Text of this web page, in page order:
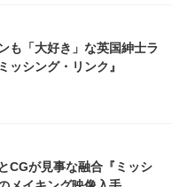
も「大好き」な英国紳士ラ
ッシング・リンク』
CGが見事な融合『ミッシ